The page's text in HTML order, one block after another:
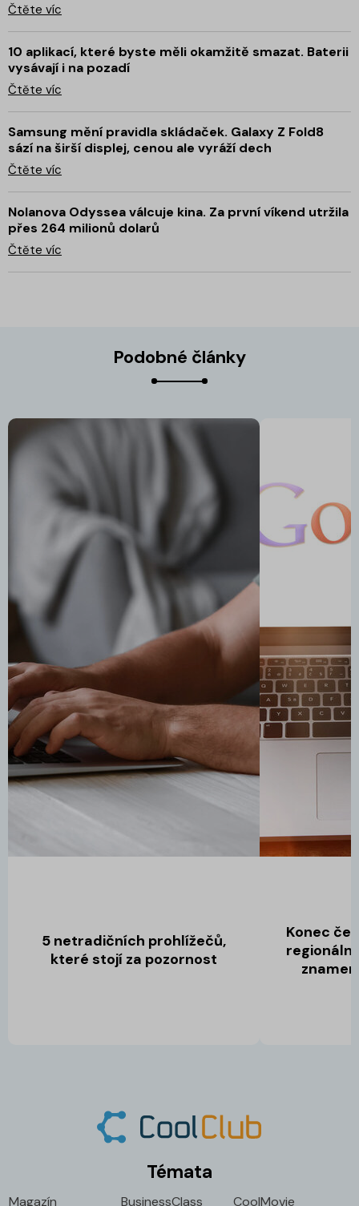
Čtěte víc
10 aplikací, které byste měli okamžitě smazat. Baterii
vysávají i na pozadí
Čtěte víc
Samsung mění pravidla skládaček. Galaxy Z Fold8
sází na širší displej, cenou ale vyráží dech
Čtěte víc
Nolanova Odyssea válcuje kina. Za první víkend utržila
přes 264 milionů dolarů
Čtěte víc
Podobné články
5 netradičních prohlížečů,
které stojí za pozornost
Konec
Témata
Magazín BusinessClass CoolMovie